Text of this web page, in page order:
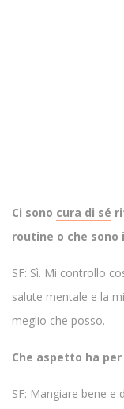
Ci sono cura di sé
routine o che
SF: Sì. Mi controllo
salute mentale e la
meglio che posso.
Che aspetto ha per
SF: Mangiare bene e